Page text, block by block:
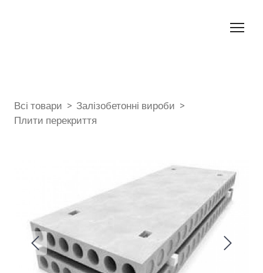
Всі товари
Залізобетонні вироби
Плити перекриття